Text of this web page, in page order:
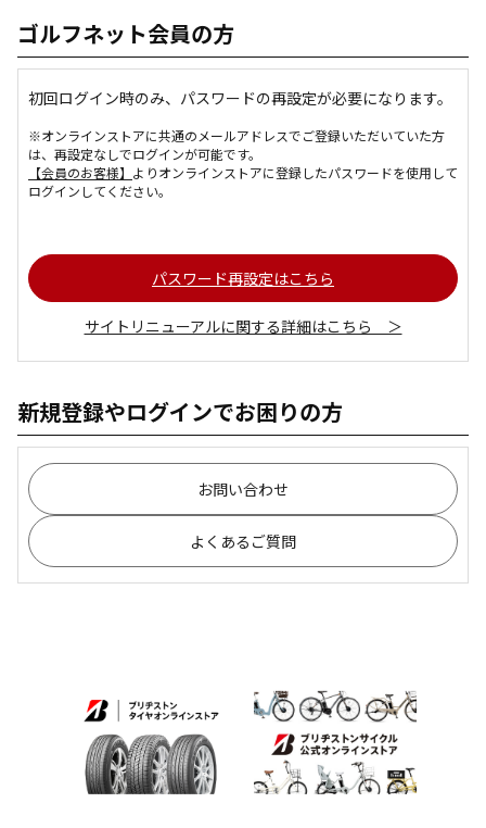
ゴルフネット会員の方
初回ログイン時のみ、パスワードの再設定が必要になります。
※オンラインストアに共通のメールアドレスでご登録いただいていた方
は、再設定なしでログインが可能です。
【会員のお客様】 よりオンラインストアに登録したパスワードを使用して
ログインしてください。
パスワード再設定はこちら
サイトリニューアルに関する詳細はこちら ＞
新規登録やログインでお困りの方
お問い合わせ
よくあるご質問